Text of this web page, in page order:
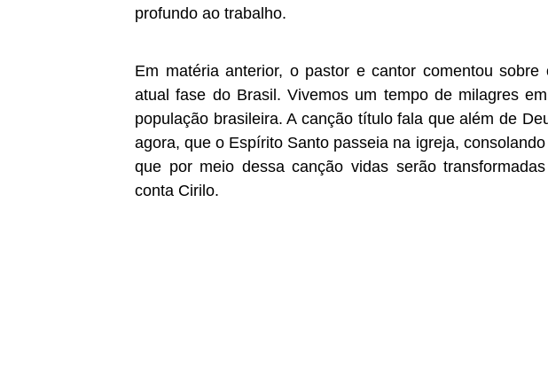
profundo ao trabalho.
Em matéria anterior, o pastor e cantor comentou
atual fase do Brasil. Vivemos um tempo de milagres
população brasileira. A canção título fala que além de
agora, que o Espírito Santo passeia na igreja,
que por meio dessa canção vidas serão
conta Cirilo.